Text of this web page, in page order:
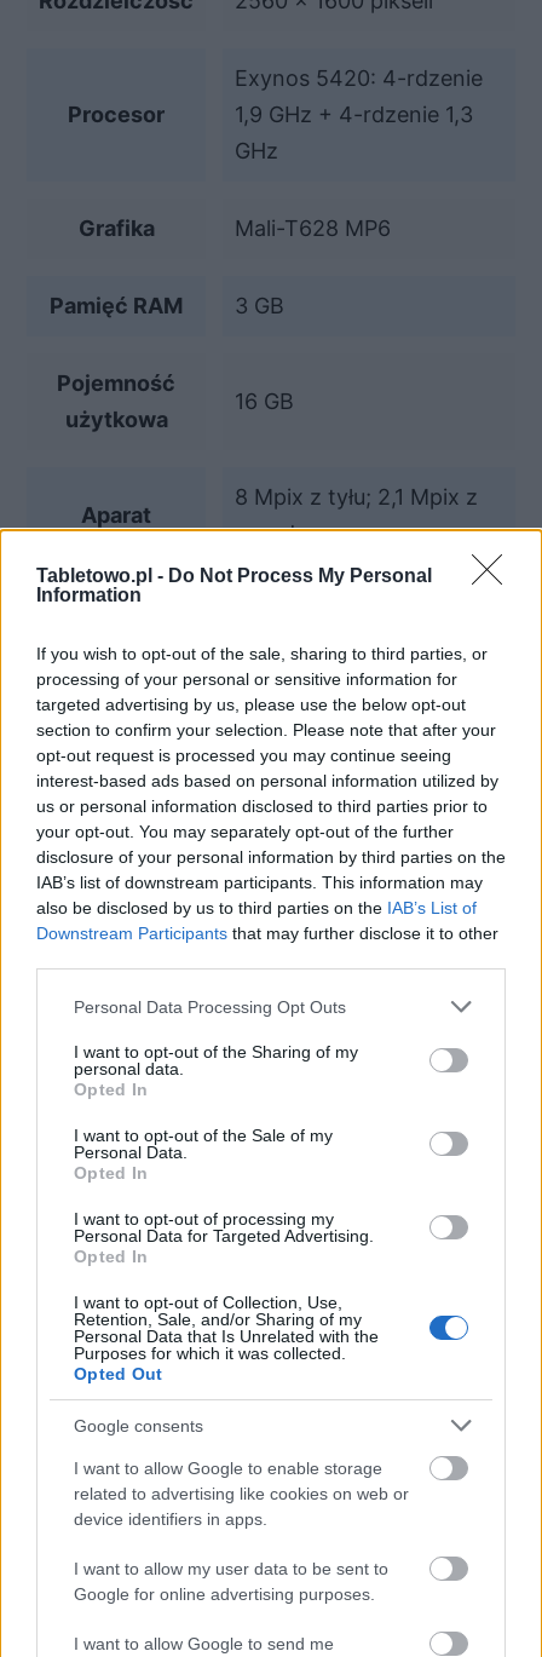
Tabletowo.pl - Do Not Process My Personal
Information
If you wish to opt-out of the sale, sharing to third parties, or
processing of your personal or sensitive information for
targeted advertising by us, please use the below opt-out
section to confirm your selection. Please note that after your
opt-out request is processed you may continue seeing
interest-based ads based on personal information utilized by
us or personal information disclosed to third parties prior to
your opt-out. You may separately opt-out of the further
disclosure of your personal information by third parties on the
IAB’s list of downstream participants. This information may
also be disclosed by us to third parties on the IAB’s List of
Downstream Participants that may further disclose it to other
Please note that this website/app uses one or more Google
not limited to your visit or usage behaviour. You may click to
grant or deny consent to Google and its third-party tags to
use your data for below specified purposes in below Google
consent section.
Personal Data Processing Opt Outs
I want to opt-out of the Sharing of my
personal data.
Opted In
I want to opt-out of the Sale of my
Personal Data.
Opted In
I want to opt-out of processing my
Personal Data for Targeted Advertising.
Opted In
I want to opt-out of Collection, Use,
Retention, Sale, and/or Sharing of my
Personal Data that Is Unrelated with the
Purposes for which it was collected.
Opted Out
Google consents
I want to allow Google to enable storage
related to advertising like cookies on web or
device identifiers in apps.
I want to allow my user data to be sent to
Google for online advertising purposes.
I want to allow Google to send me
Procesor
Exynos 5420: 4-rdzenie
1,9 GHz + 4-rdzenie 1,3
GHz
Grafika Mali-T628 MP6
Pamięć RAM 3 GB
Pojemność
użytkowa
16 GB
Aparat
8 Mpix z tyłu; 2,1 Mpix z
przodu
Łączność
MIMO
Bluetooth 4.0
port microUSB
port podczerwieni
slot kart microSD
GPS + GLONASS
opcjonalnie modem LTE
(z funkcją dzwonienia)
operacyjny
urządzenia
Android 4.4.2 ( )
Akumulator 7900 mAh
Wymiary
waga 465 gramów
Inne
czytnik linii papilarnych
SideSync 3.0
Opcje
kolorystyczne
biały, brązowy